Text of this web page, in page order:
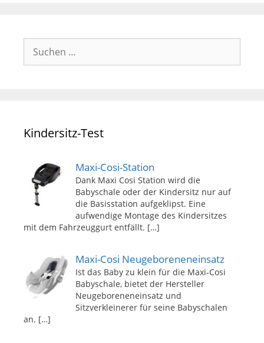
Suchen
nach:
Kindersitz-Test
Maxi-Cosi-Station
Dank Maxi Cosi Station wird die
Babyschale oder der Kindersitz nur auf
die Basisstation aufgeklipst. Eine
aufwendige Montage des Kindersitzes
mit dem Fahrzeuggurt entfällt. […]
Maxi-Cosi Neugeboreneneinsatz
Ist das Baby zu klein für die Maxi-Cosi
Babyschale, bietet der Hersteller
Neugeboreneneinsatz und
Sitzverkleinerer für seine Babyschalen
an. […]